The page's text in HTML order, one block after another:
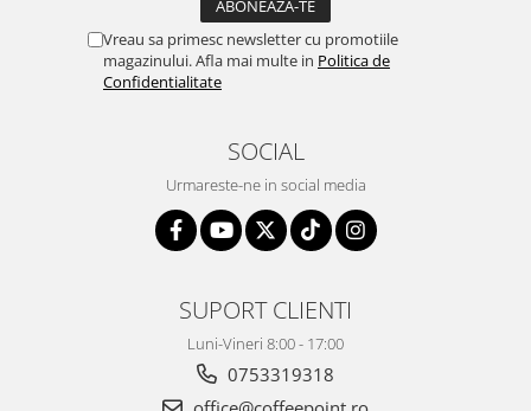
Vreau sa primesc newsletter cu promotiile
magazinului. Afla mai multe in Politica de
Confidentialitate
SOCIAL
Urmareste-ne in social media
SUPORT CLIENTI
Luni-Vineri 8:00 - 17:00
0753319318